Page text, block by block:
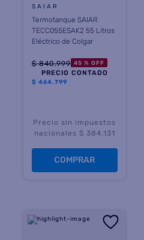
SAIAR
Termotanque SAIAR
TECC055ESAK2 55 Litros
Eléctrico de Colgar
$ 840.999 45 % OFF
PRECIO CONTADO
$ 464.799
Precio sin impuestos
nacionales $ 384.131
COMPRAR